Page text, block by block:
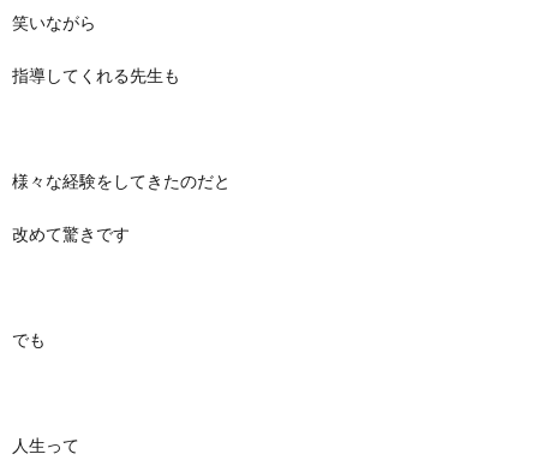
笑いながら
指導してくれる先生も
様々な経験をしてきたのだと
改めて驚きです
でも
人生って